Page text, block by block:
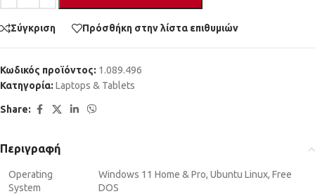
Σύγκριση Πρόσθήκη στην λίστα επιθυμιών
Κωδικός προϊόντος: 1.089.496
Κατηγορία: Laptops & Tablets
Share:
Περιγραφή
Operating
System
Windows 11 Home & Pro, Ubuntu Linux, Free
DOS